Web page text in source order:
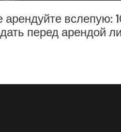
10 вопросов,
лимузина